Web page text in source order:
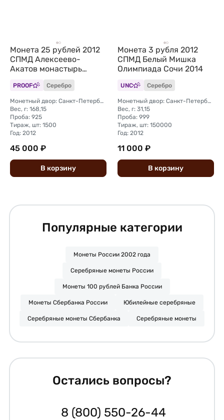
Монета 25 рублей 2012
СПМД Алексеево-
Акатов монастырь
Воронеж
PROOF Серебро
Монетный двор: Санкт-Петербургский (СПМД)
Вес, г: 168,15
Проба: 925
Тираж, шт: 1500
Год: 2012
45 000 ₽
В корзину
Монета 3 рубля 2012
СПМД Белый Мишка
Олимпиада Сочи 2014
UNC Серебро
Монетный двор: Санкт-Петербургский (СПМД)
Вес, г: 31,15
Проба: 999
Тираж, шт: 150000
Год: 2012
11 000 ₽
В корзину
Популярные категории
Монеты России 2002 года
Серебряные монеты России
Монеты 100 рублей Банка России
Монеты Сбербанка России Юбилейные серебряные
Серебряные монеты Сбербанка Серебряные монеты
Остались вопросы?
8 (800) 550-26-44